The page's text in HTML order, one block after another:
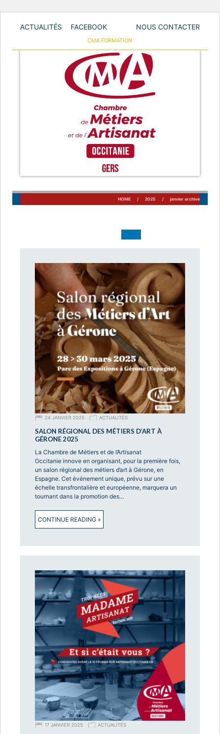
GO
ACTUALITÉS FACEBOOK NOUS CONTACTER
CMA FORMATION
Chambre des Métiers et de l'Artisanat du Gers
HOME / 2025 / janvier archive
24 JANVIER 2025 ACTUALITÉS
SALON RÉGIONAL DES MÉTIERS D’ART À
GÉRONE 2025
La Chambre de Métiers et de l’Artisanat
Occitanie innove en organisant, pour la première fois,
un salon régional des métiers d’art à Gérone, en
Espagne. Cet événement unique, prévu sur une
échelle transfrontalière et européenne, marquera un
tournant dans la promotion des…
CONTINUE READING »
17 JANVIER 2025 ACTUALITÉS